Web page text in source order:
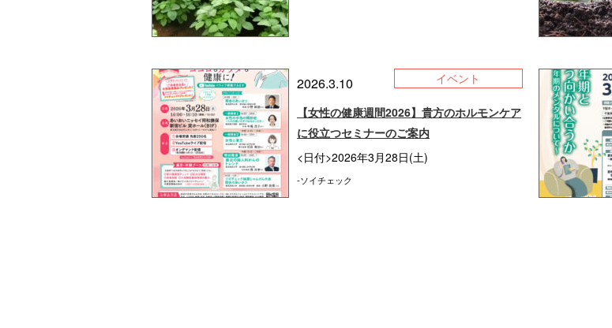
2026.3.10 イベント
【女性の健康週間2026】貴方のホルモンケア
に役立つセミナーのご案内
<日付>2026年3月28日(土)
-ソイチェック